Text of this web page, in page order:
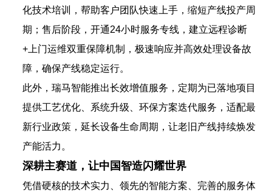
化技术培训，帮助客户团队快速上手，缩短产线投产周
期；售后阶段，开通24小时服务专线，建立远程诊断
+上门运维双重保障机制，极速响应并高效处理设备故
障，确保产线稳定运行。
此外，瑞马智能推出长效增值服务，定期为已落地项目
提供工艺优化、系统升级、环保方案迭代服务，适配最
新行业政策，延长设备生命周期，让老旧产线持续焕发
产能活力。
深耕主赛道，让中国智造闪耀世界
凭借硬核的技术实力、领先的智能方案、完善的服务体